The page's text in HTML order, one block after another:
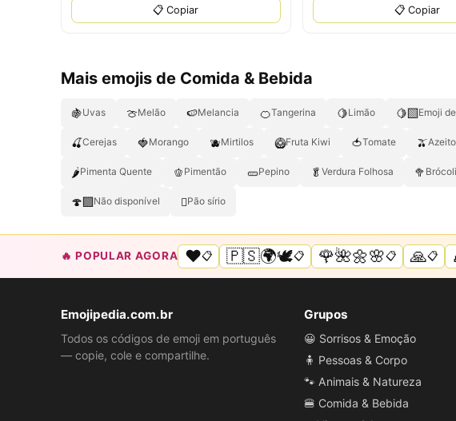
📋 Copiar 📋 Copiar
Mais emojis de Comida & Bebida
🍇Uvas 🍈Melão 🍉Melancia 🍊Tangerina 🍋Limão 🍋‍🟩Emoji
🍒Cerejas 🍓Morango 🫐Mirtilos 🥝Fruta Kiwi 🍅Tomate 🫒
🌶Pimenta Quente 🫑 Pimentão 🥒Pepino 🥬 Verdura Folhosa 🥦
🍄‍🟫Não disponível 🫜Pão sírio
🔥 POPULAR AGORA ❤️📋 🇵🇸🌍🕊️📋 🌹🌺🌼🌸📋 🙏📋
Emojipedia.com.br
Todos os códigos de emoji em português
— copie, cole e compartilhe.
Grupos
😀 Sorrisos & Emoção
🧍 Pessoas & Corpo
🐾 Animais & Natureza
🍔 Comida & Bebida